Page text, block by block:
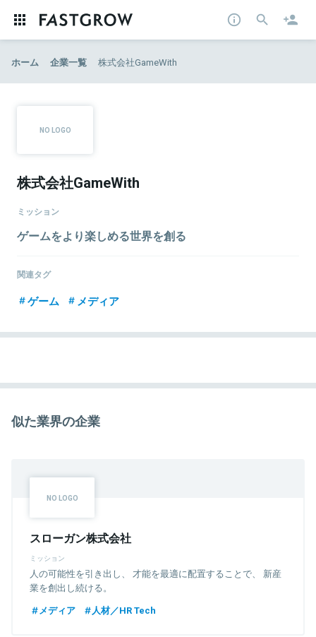
ホーム 企業一覧 株式会社GameWith
株式会社GameWith
ミッション
ゲームをより楽しめる世界を創る
関連タグ
ゲーム メディア
似た業界の企業
スローガン株式会社
ミッション
人の可能性を引き出し、 才能を最適に配置することで、 新産
業を創出し続ける。
メディア
人材／HR Tech